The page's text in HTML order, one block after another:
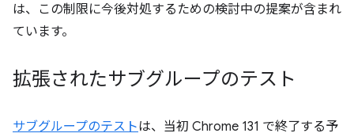
は、この制限に今後対処するための検討中の提案が含まれ
ています。
拡張されたサブグループのテスト
サブグループのテストは、当初 Chrome 131 で終了する予